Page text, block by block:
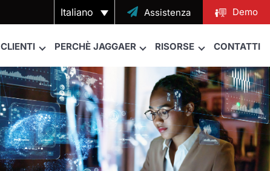
Italiano  Assistenza Demo
CLIENTI PERCHÈ JAGGAER RISORSE CONTATTI